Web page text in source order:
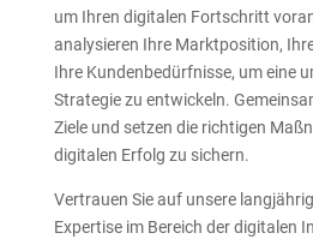
um Ihren digitalen Fortschritt
analysieren Ihre Marktposition,
Ihre Kundenbedürfnisse, um eine
Strategie zu entwickeln.
Ziele und setzen die richtigen
digitalen Erfolg zu sichern.
Vertrauen Sie auf unsere
Expertise im Bereich der digitalen